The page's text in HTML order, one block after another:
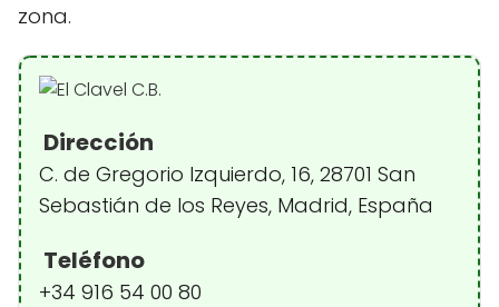
zona.
Dirección
C. de Gregorio Izquierdo, 16, 28701 San
Sebastián de los Reyes, Madrid, España
Teléfono
+34 916 54 00 80